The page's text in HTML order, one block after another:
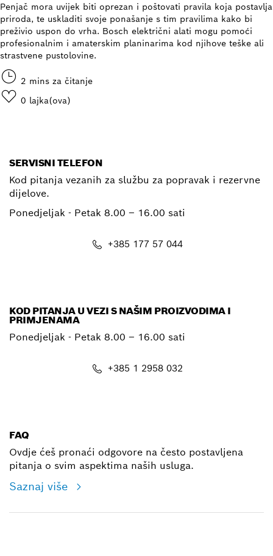
Penjač mora uvijek biti oprezan i poštovati pravila koja postavlja
priroda, te uskladiti svoje ponašanje s tim pravilima kako bi
preživio uspon do vrha. Bosch električni alati mogu pomoći
profesionalnim i amaterskim planinarima kod njihove teške ali
strastvene pustolovine.
2 mins za čitanje
0 lajka(ova)
SERVISNI TELEFON
Kod pitanja vezanih za službu za popravak i rezervne
dijelove.
Ponedjeljak - Petak 8.00 – 16.00 sati
+385 177 57 044
KOD PITANJA U VEZI S NAŠIM PROIZVODIMA I
PRIMJENAMA
Ponedjeljak - Petak 8.00 – 16.00 sati
+385 1 2958 032
FAQ
Ovdje ćeš pronaći odgovore na često postavljena
pitanja o svim aspektima naših usluga.
Saznaj više